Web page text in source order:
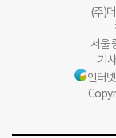
(주)
서울
기
인터